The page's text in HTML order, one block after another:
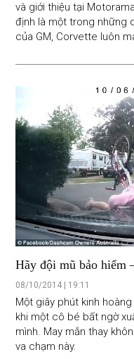
và giới thiệu tại
định là một trong những
của GM, Corvette luôn
thao tuyệt đỉnh. Khả
Hãy đội mũ bảo hiểm
08/10/2014 | 19:11
Một giây phút kinh
khi một cô bé bất ngờ
mình. May mắn thay
va chạm này.